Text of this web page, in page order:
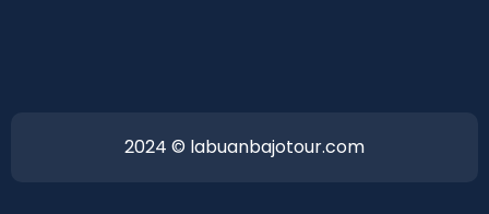
2024 © labuanbajotour.com